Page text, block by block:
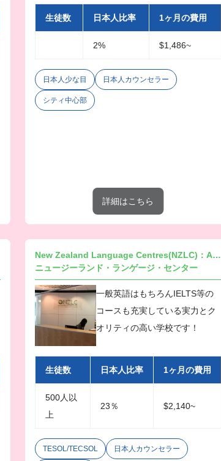
生徒数 日本人比率 1ヶ月の費用
2% $1,486~
日本人少な目 日本人カウンセラー
シティ中心部
詳細はこちら
New Zealand Language Centres(NZLC)：Auckland
ニュージーランド・ランゲージ・センター
一般英語はもちろんIELTS等の
コースも充実している実力とク
オリティの高い学校です！
生徒数 日本人比率 1ヶ月の費用
500人以
上
23％ $2,140~
TESOL/TECSOL 日本人カウンセラー